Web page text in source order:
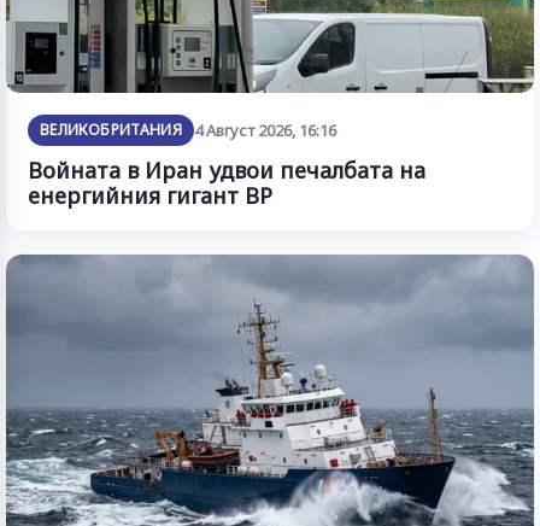
ВЕЛИКОБРИТАНИЯ 4 Август 2026, 16:16
Войната в Иран удвои печалбата на
енергийния гигант BP